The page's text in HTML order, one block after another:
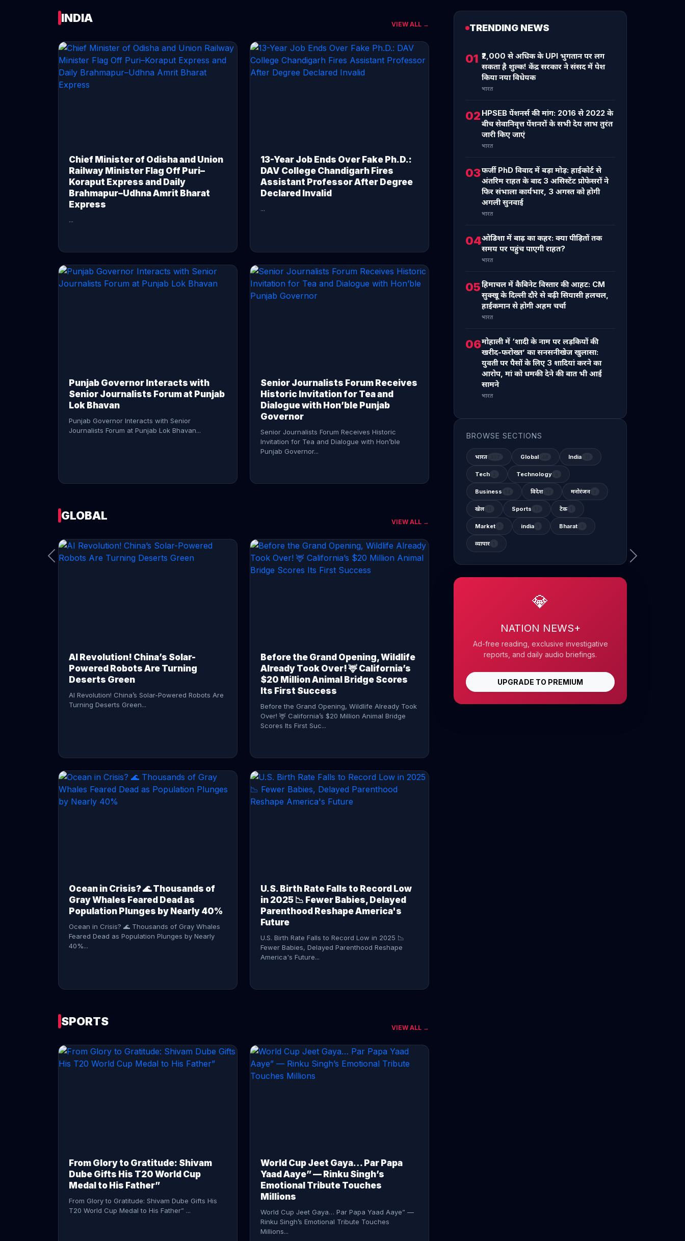
INDIA VIEW ALL →
Chief Minister of Odisha and Union
Railway Minister Flag Off Puri–
Koraput Express and Daily
Brahmapur–Udhna Amrit Bharat
Express
...
13-Year Job Ends Over Fake Ph.D.:
DAV College Chandigarh Fires
Assistant Professor After Degree
Declared Invalid
...
Punjab Governor Interacts with
Senior Journalists Forum at Punjab
Lok Bhavan
Punjab Governor Interacts with Senior
Journalists Forum at Punjab Lok Bhavan...
Senior Journalists Forum Receives
Historic Invitation for Tea and
Dialogue with Hon’ble Punjab
Governor
Senior Journalists Forum Receives Historic
Invitation for Tea and Dialogue with Hon’ble
Punjab Governor...
CONTINUE READING →
GLOBAL VIEW ALL →
AI Revolution! China’s Solar-
Powered Robots Are Turning
Deserts Green
AI Revolution! China’s Solar-Powered Robots Are
Turning Deserts Green...
Before the Grand Opening, Wildlife
Already Took Over! 🦌 California’s
$20 Million Animal Bridge Scores
Its First Success
Before the Grand Opening, Wildlife Already Took
Over! 🦌 California’s $20 Million Animal Bridge
Scores Its First Suc...
Ocean in Crisis? 🌊 Thousands of
Gray Whales Feared Dead as
Population Plunges by Nearly 40%
Ocean in Crisis? 🌊 Thousands of Gray Whales
Feared Dead as Population Plunges by Nearly
40%...
U.S. Birth Rate Falls to Record Low
in 2025 📉 Fewer Babies, Delayed
Parenthood Reshape America's
Future
U.S. Birth Rate Falls to Record Low in 2025 📉
Fewer Babies, Delayed Parenthood Reshape
America's Future...
CONTINUE READING →
SPORTS VIEW ALL →
From Glory to Gratitude: Shivam
Dube Gifts His T20 World Cup
Medal to His Father”
From Glory to Gratitude: Shivam Dube Gifts His
T20 World Cup Medal to His Father” ...
World Cup Jeet Gaya… Par Papa
Yaad Aaye” — Rinku Singh’s
Emotional Tribute Touches
Millions
World Cup Jeet Gaya… Par Papa Yaad Aaye” —
Rinku Singh’s Emotional Tribute Touches
Millions...
TRENDING NEWS
01 ₹2,000 से अधिक के UPI भुगतान पर लग
सकता है शुल्क! केंद्र सरकार ने संसद में पेश
किया नया विधेयक
भारत
02 HPSEB पेंशनर्स की मांग: 2016 से 2022 के
बीच सेवानिवृत्त पेंशनरों के सभी देय लाभ तुरंत
जारी किए जाएं
भारत
03फर्जी PhD विवाद में बड़ा मोड़: हाईकोर्ट से
अंतरिम राहत के बाद 3 असिस्टेंट प्रोफेसरों ने
फिर संभाला कार्यभार, 3 अगस्त को होगी
अगली सुनवाई
भारत
04ओडिशा में बाढ़ का कहर: क्या पीड़ितों तक
समय पर पहुंच पाएगी राहत?
भारत
05हिमाचल में कैबिनेट विस्तार की आहट: CM
सुक्खू के दिल्ली दौरे से बढ़ी सियासी हलचल,
हाईकमान से होगी अहम चर्चा
भारत
06मोहाली में ‘शादी के नाम पर लड़कियों की
खरीद-फरोख्त’ का सनसनीखेज खुलासा:
युवती पर पैसों के लिए 3 शादियां करने का
आरोप, मां को धमकी देने की बात भी आई
सामने
भारत
BROWSE SECTIONS
भारत Global India
Tech Technology
Business विदेश मनोरंजन
खेल Sports टेक
Market india Bharat
व्यापार
💎
NATION NEWS+
Ad-free reading, exclusive investigative
reports, and daily audio briefings.
UPGRADE TO PREMIUM